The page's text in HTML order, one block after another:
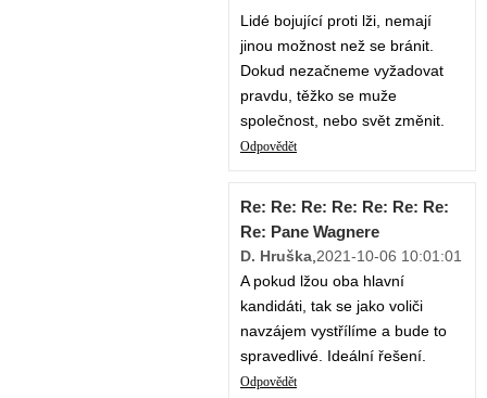
Lidé bojující proti lži, nemají
jinou možnost než se bránit.
Dokud nezačneme vyžadovat
pravdu, těžko se muže
společnost, nebo svět změnit.
Odpovědět
Re: Re: Re: Re: Re: Re: Re:
Re: Pane Wagnere
D. Hruška,2021-10-06 10:01:01
A pokud lžou oba hlavní
kandidáti, tak se jako voliči
navzájem vystřílíme a bude to
spravedlivé. Ideální řešení.
Odpovědět